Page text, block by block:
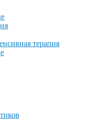
терапия